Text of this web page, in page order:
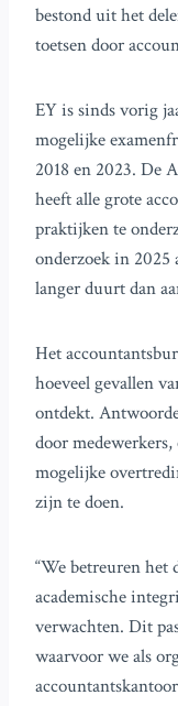
bestond uit het
toetsen door
EY is sinds vorig
mogelijke
2018 en 2023. De
heeft alle grote
praktijken te
onderzoek in 2025
langer duurt dan
Het
hoeveel gevallen
ontdekt.
door medewerkers,
mogelijke
zijn te doen.
“We betreuren het
academische
verwachten. Dit
waarvoor we als